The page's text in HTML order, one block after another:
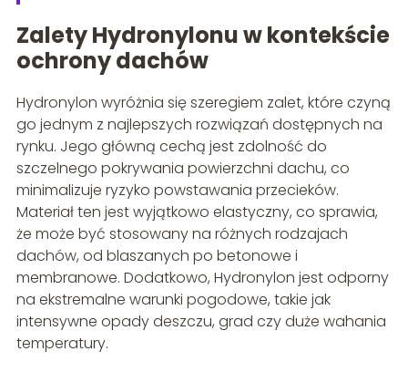
Zalety Hydronylonu w kontekście
ochrony dachów
Hydronylon wyróżnia się szeregiem zalet, które czyną
go jednym z najlepszych rozwiązań dostępnych na
rynku. Jego główną cechą jest zdolność do
szczelnego pokrywania powierzchni dachu, co
minimalizuje ryzyko powstawania przecieków.
Materiał ten jest wyjątkowo elastyczny, co sprawia,
że może być stosowany na różnych rodzajach
dachów, od blaszanych po betonowe i
membranowe. Dodatkowo, Hydronylon jest odporny
na ekstremalne warunki pogodowe, takie jak
intensywne opady deszczu, grad czy duże wahania
temperatury.